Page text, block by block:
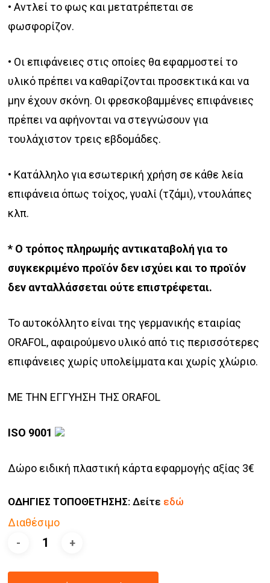
•Αντλεί το φως και μετατρέπεται σε
φωσφορίζον.
• Οι επιφάνειες στις οποίες θα εφαρμοστεί το
υλικό πρέπει να καθαρίζονται προσεκτικά και να
μην έχουν σκόνη. Οι φρεσκοβαμμένες επιφάνειες
πρέπει να αφήνονται να στεγνώσουν για
τουλάχιστον τρεις εβδομάδες.
• Κατάλληλο για εσωτερική χρήση σε κάθε λεία
επιφάνεια όπως τοίχος, γυαλί (τζάμι), ντουλάπες
κλπ.
* Ο τρόπος πληρωμής αντικαταβολή για το
συγκεκριμένο προϊόν δεν ισχύει και το προϊόν
δεν ανταλλάσσεται ούτε επιστρέφεται.
Το αυτοκόλλητο είναι της γερμανικής εταιρίας
ORAFOL, αφαιρούμενο υλικό από τις περισσότερες
επιφάνειες χωρίς υπολείμματα και χωρίς χλώριο.
ΜΕ ΤΗΝ ΕΓΓΥΗΣΗ ΤΗΣ ORAFOL
ISO 9001
Δώρο ειδική πλαστική κάρτα εφαρμογής αξίας 3€
ΟΔΗΓΙΕΣ ΤΟΠΟΘΕΤΗΣΗΣ: Δείτε εδώ
Διαθέσιμο